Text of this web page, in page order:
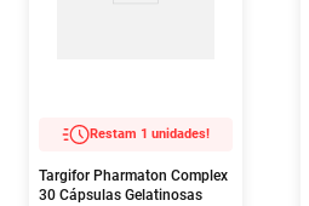
Restam 1 unidades!
Targifor Pharmaton Complex
30 Cápsulas Gelatinosas